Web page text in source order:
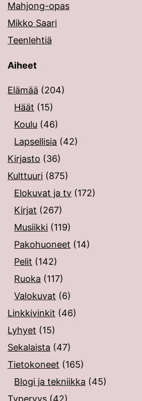
Mahjong-opas
Mikko Saari
Teenlehtiä
Aiheet
Elämää (204)
Häät (15)
Koulu (46)
Lapsellisia (42)
Kirjasto (36)
Kulttuuri (875)
Elokuvat ja tv (172)
Kirjat (267)
Musiikki (119)
Pakohuoneet (14)
Pelit (142)
Ruoka (117)
Valokuvat (6)
Linkkivinkit (46)
Lyhyet (15)
Sekalaista (47)
Tietokoneet (165)
Blogi ja tekniikka (45)